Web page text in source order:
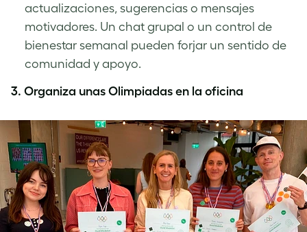
actualizaciones, sugerencias o mensajes
motivadores. Un chat grupal o un control de
bienestar semanal pueden forjar un sentido de
comunidad y apoyo.
3. Organiza unas Olimpiadas en la oficina